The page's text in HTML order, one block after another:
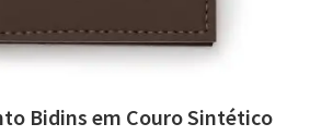
Bidins em Couro Sintético